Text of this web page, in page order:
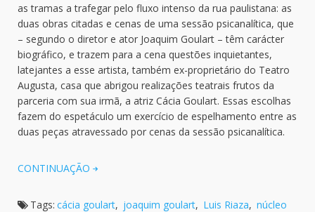
as tramas a trafegar pelo fluxo intenso da rua paulistana: as
duas obras citadas e cenas de uma sessão psicanalítica, que
– segundo o diretor e ator Joaquim Goulart – têm carácter
biográfico, e trazem para a cena questões inquietantes,
latejantes a esse artista, também ex-proprietário do Teatro
Augusta, casa que abrigou realizações teatrais frutos da
parceria com sua irmã, a atriz Cácia Goulart. Essas escolhas
fazem do espetáculo um exercício de espelhamento entre as
duas peças atravessado por cenas da sessão psicanalítica.
CONTINUAÇÃO
Tags: cácia goulart, joaquim goulart, Luis Riaza, núcleo